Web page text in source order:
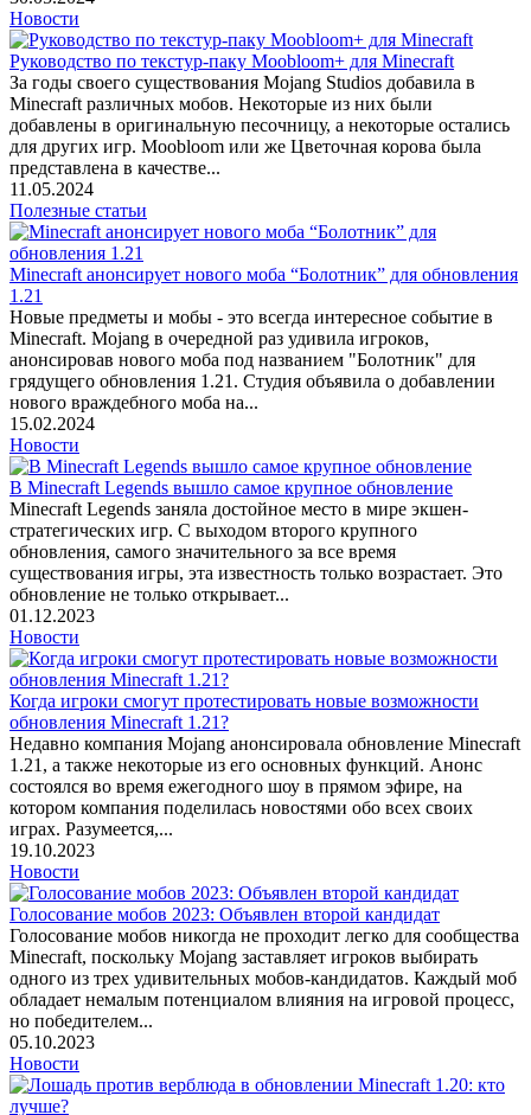
Новости
Руководство по текстур-паку Moobloom+ для Minecraft
За годы своего существования Mojang Studios добавила в
Minecraft различных мобов. Некоторые из них были
добавлены в оригинальную песочницу, а некоторые остались
для других игр. Moobloom или же Цветочная корова была
представлена в качестве...
11.05.2024
Полезные статьи
Minecraft анонсирует нового моба “Болотник” для обновления
1.21
Новые предметы и мобы - это всегда интересное событие в
Minecraft. Mojang в очередной раз удивила игроков,
анонсировав нового моба под названием "Болотник" для
грядущего обновления 1.21. Студия объявила о добавлении
нового враждебного моба на...
15.02.2024
Новости
В Minecraft Legends вышло самое крупное обновление
Minecraft Legends заняла достойное место в мире экшен-
стратегических игр. С выходом второго крупного
обновления, самого значительного за все время
существования игры, эта известность только возрастает. Это
обновление не только открывает...
01.12.2023
Новости
Когда игроки смогут протестировать новые возможности
обновления Minecraft 1.21?
Недавно компания Mojang анонсировала обновление Minecraft
1.21, а также некоторые из его основных функций. Анонс
состоялся во время ежегодного шоу в прямом эфире, на
котором компания поделилась новостями обо всех своих
играх. Разумеется,...
19.10.2023
Новости
Голосование мобов 2023: Объявлен второй кандидат
Голосование мобов никогда не проходит легко для сообщества
Minecraft, поскольку Mojang заставляет игроков выбирать
одного из трех удивительных мобов-кандидатов. Каждый моб
обладает немалым потенциалом влияния на игровой процесс,
но победителем...
05.10.2023
Новости